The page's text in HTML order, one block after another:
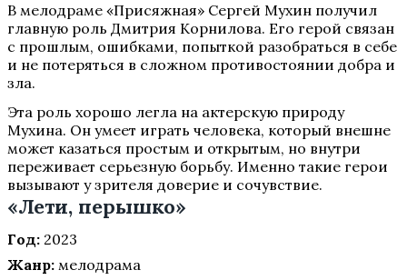
В мелодраме «Присяжная» Сергей Мухин получил
главную роль Дмитрия Корнилова. Его герой связан
с прошлым, ошибками, попыткой разобраться в себе
и не потеряться в сложном противостоянии добра и
зла.
Эта роль хорошо легла на актерскую природу
Мухина. Он умеет играть человека, который внешне
может казаться простым и открытым, но внутри
переживает серьезную борьбу. Именно такие герои
вызывают у зрителя доверие и сочувствие.
«Лети, перышко»
Год: 2023
Жанр: мелодрама